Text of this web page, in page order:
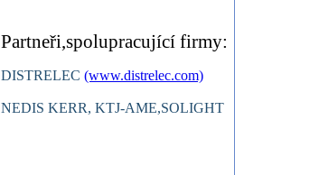
Partneři,spolupracující firmy:
DISTRELEC (www.distrelec.com)
NEDIS KERR, KTJ-AME,SOLIGHT